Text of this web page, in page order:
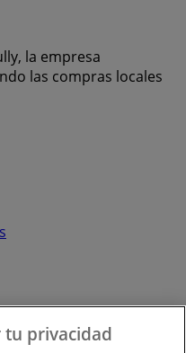
la empresa
las compras locales
privacidad